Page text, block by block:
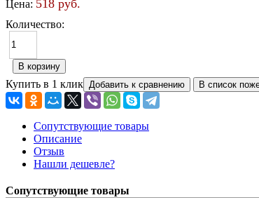
Цена: 518 руб.
Количество:
Купить в 1 клик
Сопутствующие товары
Описание
Отзыв
Нашли дешевле?
Сопутствующие товары